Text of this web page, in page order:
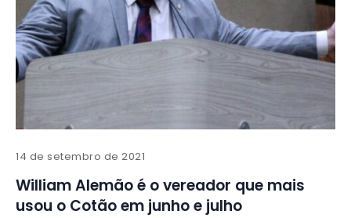
14 de setembro de 2021
William Alemão é o vereador que mais
usou o Cotão em junho e julho